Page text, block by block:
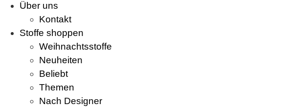
Über uns
Kontakt
Stoffe shoppen
Weihnachtsstoffe
Neuheiten
Beliebt
Themen
Nach Designer